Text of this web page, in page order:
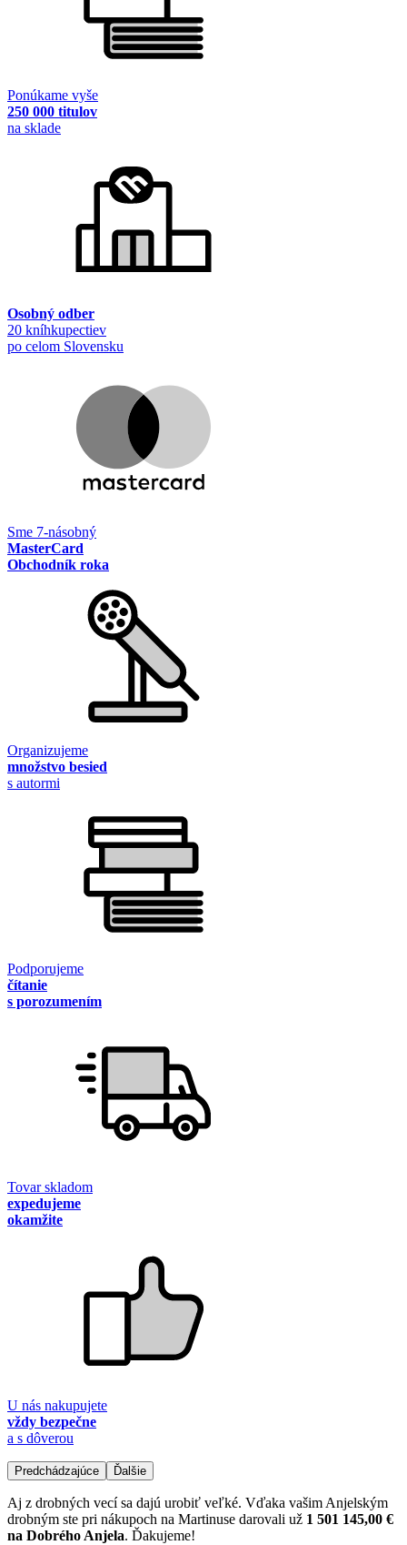
Ponúkame vyše
250 000 titulov
na sklade
Osobný odber
20 kníhkupectiev
po celom Slovensku
Sme 7-násobný
MasterCard
Obchodník roka
Organizujeme
množstvo besied
s autormi
Podporujeme
čítanie
s porozumením
Tovar skladom
expedujeme
okamžite
U nás nakupujete
vždy bezpečne
a s dôverou
Predchádzajúce Ďalšie
Aj z drobných vecí sa dajú urobiť veľké. Vďaka vašim Anjelským
drobným ste pri nákupoch na Martinuse darovali už 1 501 145,00 €
na Dobrého Anjela. Ďakujeme!